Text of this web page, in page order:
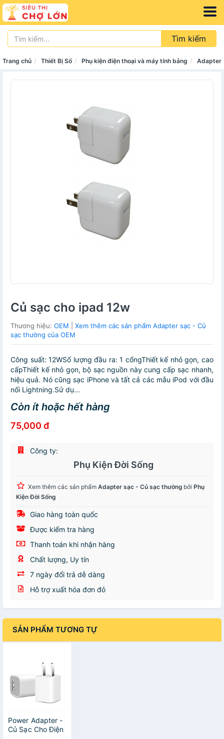
Tìm kiếm
Trang chủ Thiết Bị Số Phụ kiện điện thoại và máy tính bảng Adapter
Củ sạc cho ipad 12w
Thương hiệu: OEM
Xem thêm các sản phẩm Adapter sạc - Củ
sạc thường của OEM
Công suất: 12WSố lượng đầu ra: 1 cổngThiết kế nhỏ gọn, cao
cấpThiết kế nhỏ gọn, bộ sạc nguồn này cung cấp sạc nhanh,
hiệu quả. Nó cũng sạc iPhone và tất cả các mẫu iPod với đầu
nối Lightning.Sử dụ...
Còn ít hoặc hết hàng
75,000 đ
Công ty:
Phụ Kiện Đời Sống
Xem thêm các sản phẩm Adapter sạc - Củ sạc thường bởi Phụ
Kiện Đời Sống
Giao hàng toàn quốc
Được kiểm tra hàng
Thanh toán khi nhận hàng
Chất lượng, Uy tín
7 ngày đổi trả dễ dàng
Hỗ trợ xuất hóa đơn đỏ
SẢN PHẨM TƯƠNG TỰ
Power Adapter -
Củ Sạc Cho Điện